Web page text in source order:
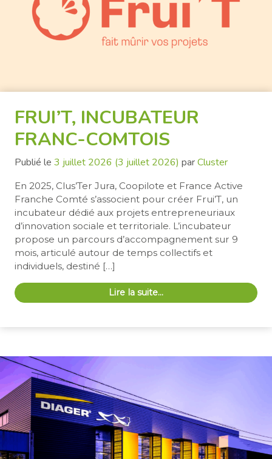
FRUI’T, INCUBATEUR
FRANC-COMTOIS
Publié le 3 juillet 2026 (3 juillet 2026) parCluster
En 2025, Clus’Ter Jura, Coopilote et France Active
Franche Comté s’associent pour créer Frui’T, un
incubateur dédié aux projets entrepreneuriaux
d’innovation sociale et territoriale. L’incubateur
propose un parcours d’accompagnement sur 9
mois, articulé autour de temps collectifs et
individuels, destiné […]
Lire la suite…